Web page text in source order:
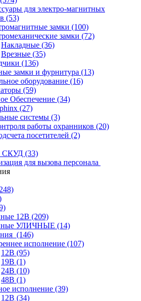
для электро-магнитных
(53)
замки (100)
замки (72)
Накладные (36)
Врезные (35)
(136)
замки и фурнитура (13)
оборудование (16)
(59)
Обеспечение (34)
(27)
системы (3)
работы охранников (20)
посетителей (2)
СКУД (33)
для вызова персонала
12В (209)
УЛИЧНЫЕ (14)
(146)
исполнение (107)
12В (95)
19В (1)
24В (10)
48В (1)
исполнение (39)
12В (34)